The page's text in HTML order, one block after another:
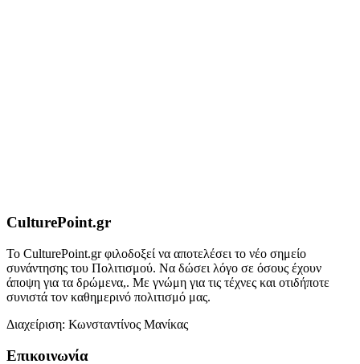
CulturePoint.gr
Το CulturePoint.gr φιλοδοξεί να αποτελέσει το νέο σημείο
συνάντησης του Πολιτισμού. Να δώσει λόγο σε όσους έχουν
άποψη για τα δρώμενα,. Με γνώμη για τις τέχνες και οτιδήποτε
συνιστά τον καθημερινό πολιτισμό μας.
Διαχείριση: Κωνσταντίνος Μανίκας
Επικοινωνία